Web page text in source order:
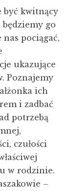
być kwitnący
będziemy go
pociągać,
ukazujące
Poznajemy
ich
i zadbać
potrzebą
czułości
w rodzinie.
–